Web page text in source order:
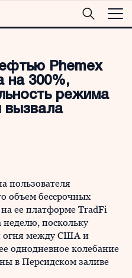
Phemex
на 300%,
режима
вызвала
пользователя
объем бессрочных
ее платформе TradFi
неделю, поскольку
огня между США и
однодневное колебание
в Персидском заливе